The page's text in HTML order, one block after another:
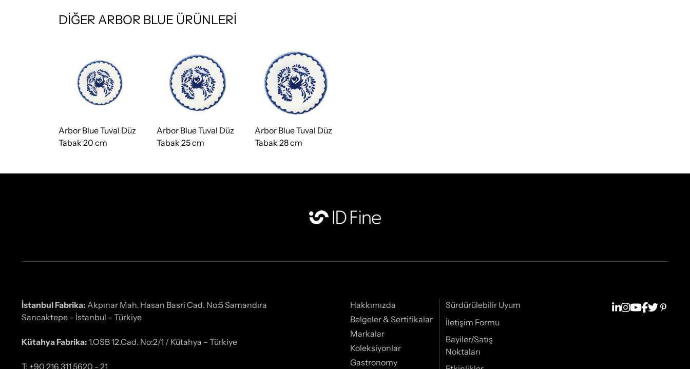
DİĞER ARBOR BLUE ÜRÜNLERİ
Arbor Blue Tuval Düz
Tabak 20 cm
Arbor Blue Tuval Düz
Tabak 25 cm
Arbor Blue Tuval Düz
Tabak 28 cm
İstanbul Fabrika: Akpınar Mah. Hasan Basri Cad. No:5 Samandıra
Sancaktepe – İstanbul – Türkiye
Kütahya Fabrika: 1.OSB 12.Cad. No:2/1 / Kütahya – Türkiye
T: +90 216 311 5620 - 21
Hakkımızda
Belgeler & Sertifikalar
Markalar
Koleksiyonlar
Gastronomy
Sürdürülebilir Uyum
İletişim Formu
Bayiler/Satış
Noktaları